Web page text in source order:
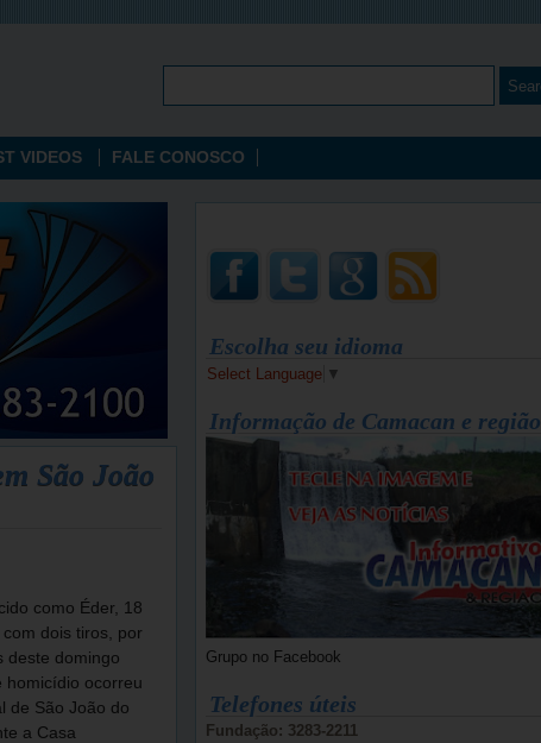
VIDEOS FALE CONOSCO
São João
como Éder, 18
dois tiros, por
deste domingo
homicídio ocorreu
de São João do
a Casa
Escolha seu idioma
Select Language ▼
Informação de Camacan e região
Grupo no Facebook
Telefones úteis
Fundação: 3283-2211